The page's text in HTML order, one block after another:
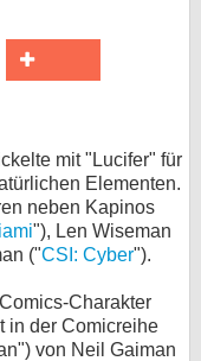
mit "Lucifer" für
Elementen.
neben Kapinos
"), Len Wiseman
("CSI: Cyber").
Charakter
in der Comicreihe
von Neil Gaiman